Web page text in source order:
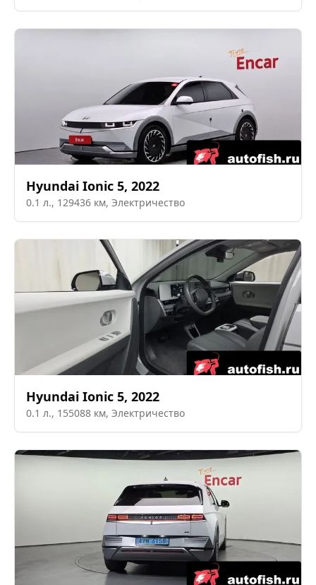
Hyundai Ionic 5, 2022
0.1 л., 129436 км, Электричество
Hyundai Ionic 5, 2022
0.1 л., 155088 км, Электричество